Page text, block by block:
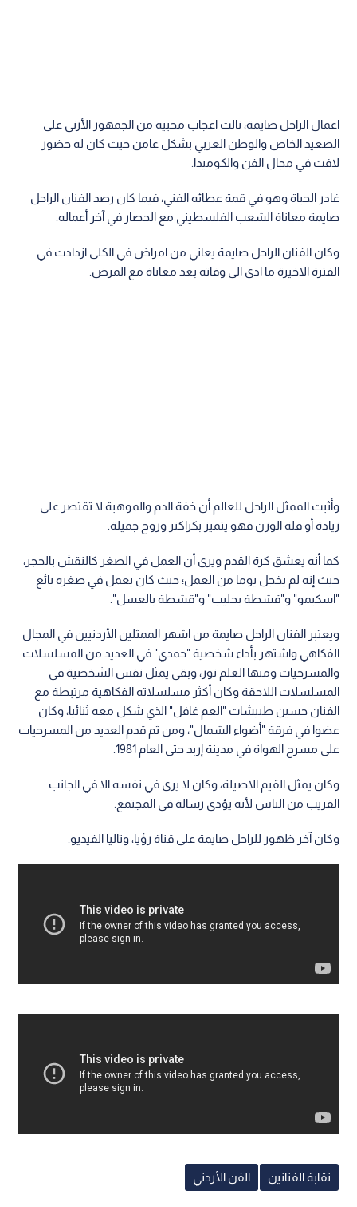
اعمال الراحل صايمة، نالت اعجاب محبيه من الجمهور الأرني على
الصعيد الخاص والوطن العربي بشكل عامن حيث كان له حضور
لافت في مجال الفن والكوميدا.
غادر الحياة وهو في قمة عطائه الفني، فيما كان رصد الفنان الراحل
صايمة معاناة الشعب الفلسطيني مع الحصار في آخر أعماله.
وكان الفنان الراحل صايمة يعاني من امراض في الكلى ازدادت في
الفترة الاخيرة ما ادى الى وفاته بعد معاناة مع المرض.
وأثبت الممثل الراحل للعالم أن خفة الدم والموهبة لا تقتصر على
زيادة أو قلة الوزن فهو يتميز بكراكتر وروح جميلة.
كما أنه يعشق كرة القدم ويرى أن العمل في الصغر كالنقش بالحجر،
حيث إنه لم يخجل يوما من العمل؛ حيث كان يعمل في صغره بائع
"اسكيمو" و"قشطة بحليب" و"قشطة بالعسل".
ويعتبر الفنان الراحل صايمة من اشهر الممثلين الأردنيين في المجال
الفكاهي واشتهر بأداء شخصية "حمدي" في العديد من المسلسلات
والمسرحيات ومنها العلم نور، وبقي يمثل نفس الشخصية في
المسلسلات اللاحقة وكان أكثر مسلسلاته الفكاهية مرتبطة مع
الفنان حسين طبيشات "العم غافل" الذي شكل معه ثنائيا، وكان
عضوا في فرقة "أضواء الشمال"، ومن ثم قدم العديد من المسرحيات
على مسرح الهواة في مدينة إربد حتى العام 1981.
وكان يمثل القيم الاصيلة، وكان لا يرى في نفسه الا في الجانب
القريب من الناس لأنه يؤدي رسالة في المجتمع.
وكان آخر ظهور للراحل صايمة على قناة رؤيا، وتاليا الفيديو:
نقابة الفنانين الفن الأردني